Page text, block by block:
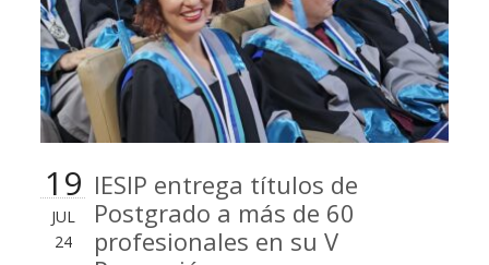
19
JUL
24
IESIP entrega títulos de
Postgrado a más de 60
profesionales en su V